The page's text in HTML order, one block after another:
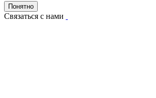
Понятно
Связаться с нами